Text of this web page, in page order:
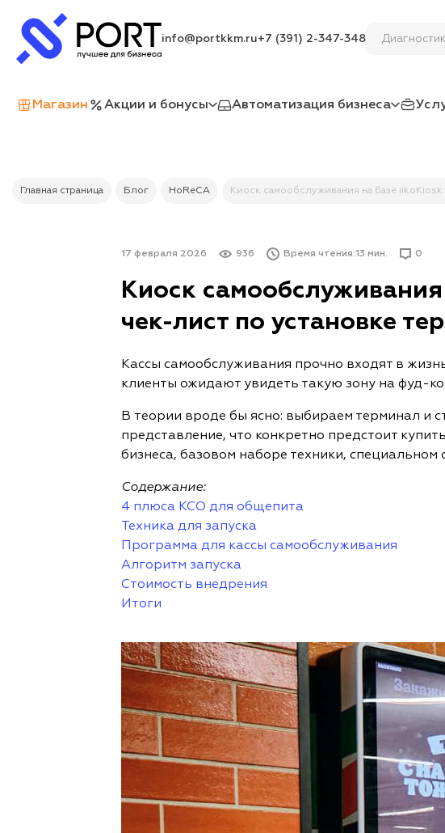
info@portkkm.ru+7 (391) 2-347-348
Магазин Акции и бонусы Автоматизация бизнеса
Главная страница Блог HoReCA Киоск самообслуживания на базе
17 февраля 2026 936 Время чтения:13 мин. 0
Киоск
чек-лист по установке
Кассы самообслуживания прочно входят в
клиенты ожидают увидеть такую зону на фуд-
В теории вроде бы ясно: выбираем терминал и
представление, что конкретно предстоит
бизнеса, базовом наборе техники, специальном
Содержание:
4 плюса КСО для общепита
Техника для запуска
Программа для кассы самообслуживания
Алгоритм запуска
Стоимость внедрения
Итоги